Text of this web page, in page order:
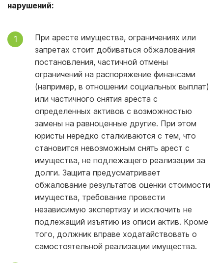
нарушений:
При аресте имущества, ограничениях или
запретах стоит добиваться обжалования
постановления, частичной отмены
ограничений на распоряжение финансами
(например, в отношении социальных выплат)
или частичного снятия ареста с
определенных активов с возможностью
замены на равноценные другие. При этом
юристы нередко сталкиваются с тем, что
становится невозможным снять арест с
имущества, не подлежащего реализации за
долги. Защита предусматривает
обжалование результатов оценки стоимости
имущества, требование провести
независимую экспертизу и исключить не
подлежащий изъятию из описи актив. Кроме
того, должник вправе ходатайствовать о
самостоятельной реализации имущества.